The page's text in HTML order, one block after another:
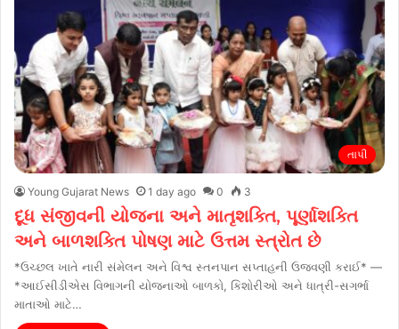
તાપી
Young Gujarat News 1 day ago 0 3
દૂધ સંજીવની યોજના અને માતૃશક્તિ, પૂર્ણાશક્તિ
અને બાળશક્તિ પોષણ માટે ઉત્તમ સ્ત્રોત છે
*ઉચ્છલ ખાતે નારી સંમેલન અને વિશ્વ સ્તનપાન સપ્તાહની ઉજવણી કરાઈ* —
*આઈસીડીએસ વિભાગની યોજનાઓ બાળકો, કિશોરીઓ અને ધાત્રી-સગર્ભા
માતાઓ માટે…